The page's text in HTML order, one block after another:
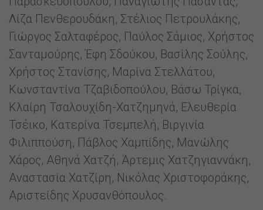
Λίζα Πενθερουδάκη, Στέλιος Πετρουλάκης,
Γιώργος Σαλταφέρος, Παύλος Σάμιος, Χρήστος
Σανταμούρης, Έφη Σδούκου, Βασίλης Σούλης,
Χρήστος Στανίσης, Μαρίνα Στελλάτου,
Κωνσταντίνα Τζαβιδοπούλου, Βάσω Τρίγκα,
Κλαίρη Τσαλουχίδη-Χατζημηνά, Ελευθερία
Τσέικο, Κατερίνα Τσεμπελή, Βιργινία
Φιλιππούση, Πάβλος Χαμπίδης, Μανώλης
Χάρος, Αθηνά Χατζή, Άρτεμις Χατζηγιαννάκη,
Αναστασία Χατζίρη, Νικόλας Χριστοφοράκης,
Αριστείδης Χρυσανθόπουλος.